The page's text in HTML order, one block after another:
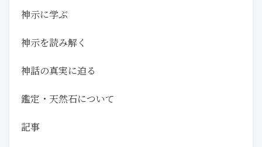
神示に学ぶ
神示を読み解く
神話の真実に迫る
鑑定・天然石について
記事